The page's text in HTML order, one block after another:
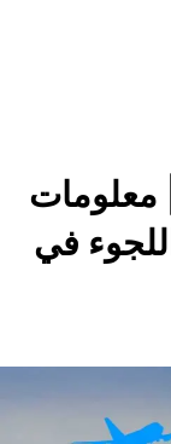
اللجوء الى كندا | 2026 | معلومات
في